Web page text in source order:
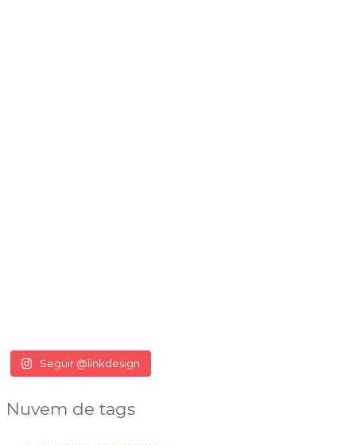
Seguir @linkdesign
Nuvem de tags